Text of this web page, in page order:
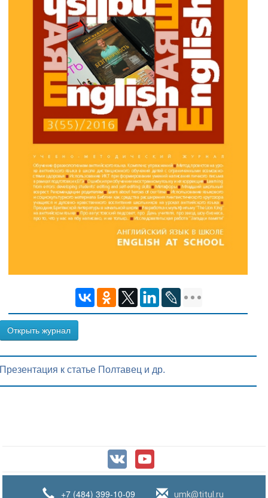
Открыть журнал
Презентация к статье Полтавец и др.
+7 (484) 399-10-09 umk@titul.ru